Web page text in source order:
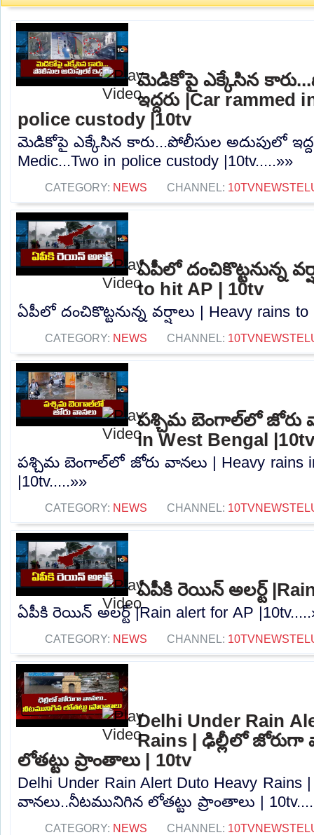
మెడికోపై ఎక్కేసిన
ఇద్దరు |Car rammed
police custody |10tv
మెడికోపై ఎక్కేసిన కారు...పోలీసుల అదుపులో
Medic...Two in police custody |10tv.....»»
CATEGORY: NEWS CHANNEL:
ఏపీలో దంచికొట్టనున్న
to hit AP | 10tv
ఏపీలో దంచికొట్టనున్న వర్షాలు | Heavy rains to
CATEGORY: NEWS CHANNEL:
పశ్చిమ బెంగాల్‌లో జోరు
in West Bengal
పశ్చిమ బెంగాల్‌లో జోరు వానలు | Heavy rains
|10tv.....»»
CATEGORY: NEWS CHANNEL:
ఏపీకి రెయిన్ అలర్ట్
ఏపీకి రెయిన్ అలర్ట్ |Rain alert for AP
CATEGORY: NEWS CHANNEL:
Delhi Under Rain
Rains | ఢిల్లీలో
లోతట్టు ప్రాంతాలు | 10tv
Delhi Under Rain Alert Duto Heavy
వానలు..నీటమునిగిన లోతట్టు ప్రాంతాలు |
CATEGORY: NEWS CHANNEL: